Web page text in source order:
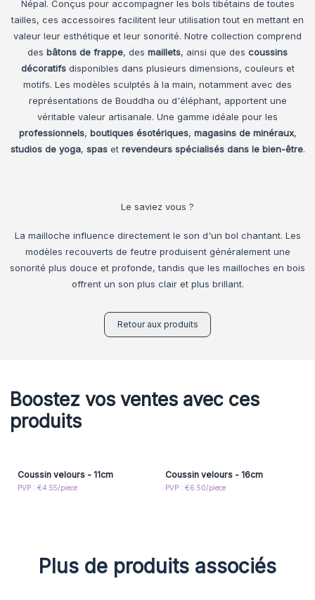
Népal. Conçus pour accompagner les bols tibétains de toutes
tailles, ces accessoires facilitent leur utilisation tout en mettant en
valeur leur esthétique et leur sonorité. Notre collection comprend
des bâtons de frappe, des maillets, ainsi que des coussins
décoratifsdisponibles dans plusieurs dimensions, couleurs et
motifs. Les modèles sculptés à la main, notamment avec des
représentations de Bouddha ou d'éléphant, apportent une
véritable valeur artisanale. Une gamme idéale pour les
professionnels, boutiques ésotériques, magasins de minéraux,
studios de yoga, spaset revendeurs spécialisés dans le bien-être.
Le saviez vous ?
La mailloche influence directement le son d'un bol chantant. Les
modèles recouverts de feutre produisent généralement une
sonorité plus douce et profonde, tandis que les mailloches en bois
offrent un son plus clair et plus brillant.
Retour aux produits
Boostez vos ventes avec ces
produits
Coussin velours - 11cm
PVP : €4.55/piece
Coussin velours - 16cm
PVP : €6.50/piece
Plus de produits associés